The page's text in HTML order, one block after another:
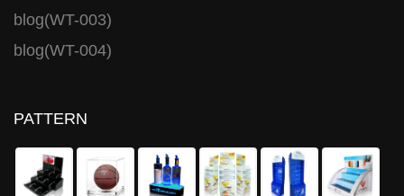
blog(WT-003)
blog(WT-004)
PATTERN